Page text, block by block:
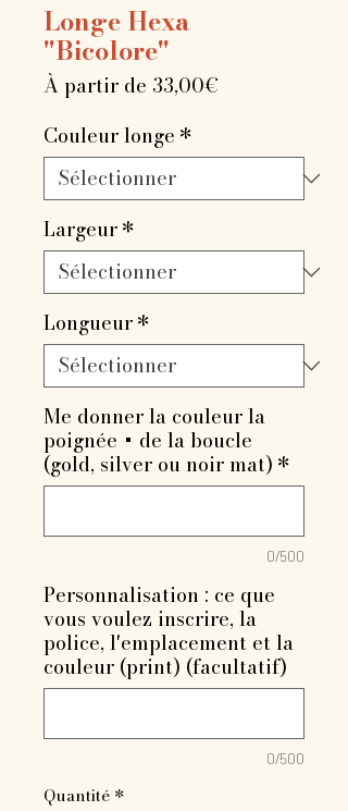
Longe Hexa
"Bicolore"
À partir de 33,00€
Couleur longe *
Largeur*
Longueur*
Me donner la couleur la
poignée + de la boucle
(gold, silver ou noir mat) *
0/500
Personnalisation : ce que
vous voulez inscrire, la
police, l'emplacement et la
couleur (print) (facultatif)
0/500
Quantité *